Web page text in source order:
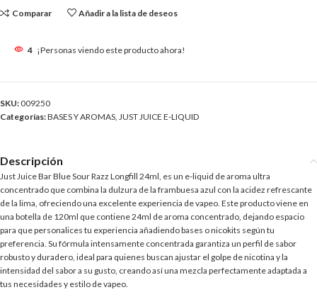
Comparar Añadir a la lista de deseos
4 ¡Personas viendo este producto ahora!
SKU: 009250
Categorías:BASES Y AROMAS, JUST JUICE E-LIQUID
Descripción
Just Juice Bar Blue Sour Razz Longfill 24ml, es un e-liquid de aroma ultra
concentrado que combina la dulzura de la frambuesa azul con la acidez refrescante
de la lima, ofreciendo una excelente experiencia de vapeo. Este producto viene en
una botella de 120ml que contiene 24ml de aroma concentrado, dejando espacio
para que personalices tu experiencia añadiendo bases o nicokits según tu
preferencia. Su fórmula intensamente concentrada garantiza un perfil de sabor
robusto y duradero, ideal para quienes buscan ajustar el golpe de nicotina y la
intensidad del sabor a su gusto, creando así una mezcla perfectamente adaptada a
tus necesidades y estilo de vapeo.